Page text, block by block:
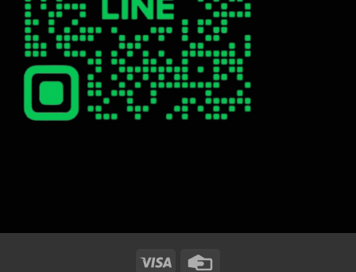
Visa